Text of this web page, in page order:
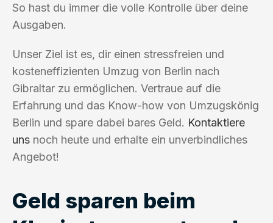
So hast du immer die volle Kontrolle über deine
Ausgaben.
Unser Ziel ist es, dir einen stressfreien und
kosteneffizienten Umzug von Berlin nach
Gibraltar zu ermöglichen. Vertraue auf die
Erfahrung und das Know-how von Umzugskönig
Berlin und spare dabei bares Geld. Kontaktiere
uns noch heute und erhalte ein unverbindliches
Angebot!
Geld sparen beim